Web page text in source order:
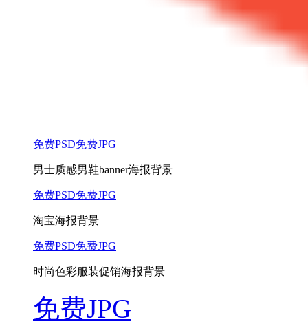
免费PSD免费JPG
男士质感男鞋banner海报背景
免费PSD免费JPG
淘宝海报背景
免费PSD免费JPG
时尚色彩服装促销海报背景
免费JPG